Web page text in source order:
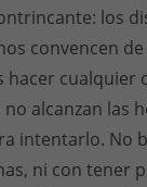
los
convencen
hacer cualquier
alcanzan las
intentarlo. No
ni con tener